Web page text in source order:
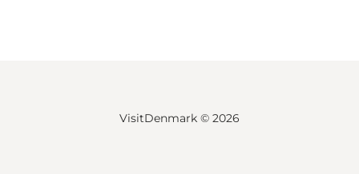
VisitDenmark © 2026